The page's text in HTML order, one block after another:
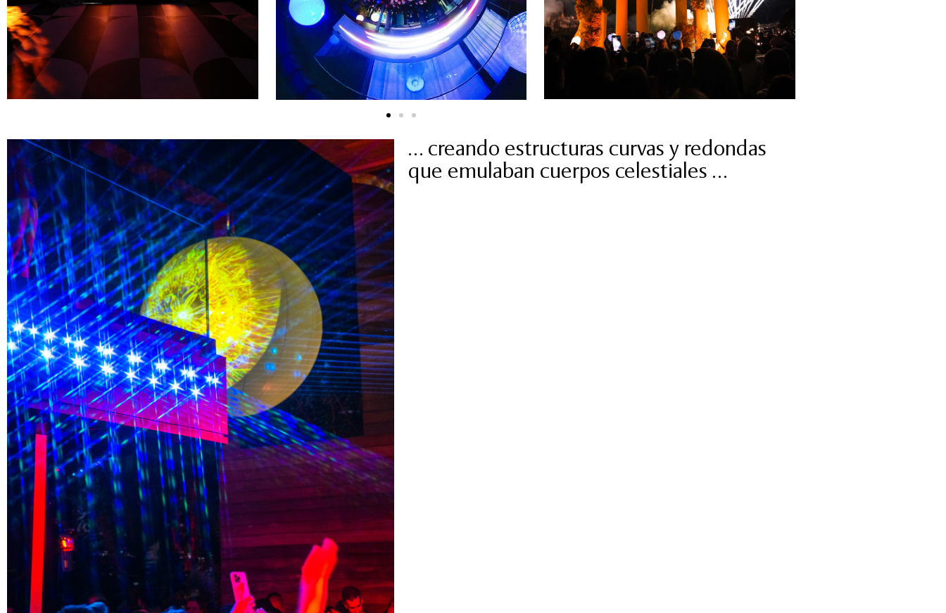
… creando estructuras curvas y redondas
que emulaban cuerpos celestiales …